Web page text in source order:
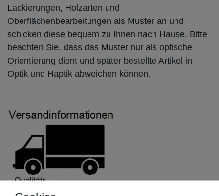
Lackierungen, Holzarten und
Oberflächenbearbeitungen als Muster an und
schicken diese bequem zu Ihnen nach Hause. Bitte
beachten Sie, dass das Muster nur als optische
Orientierung dient und später bestellte Artikel in
Optik und Haptik abweichen können.